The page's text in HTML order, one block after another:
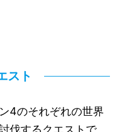
スト
4のそれぞれの世界
伐するクエストで